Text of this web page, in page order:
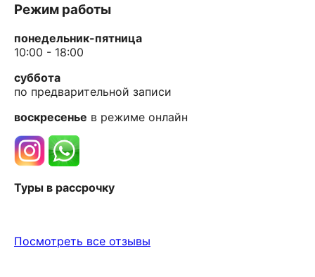
Режим работы
понедельник-пятница
10:00 - 18:00
суббота
по предварительной записи
воскресенье в режиме онлайн
Туры в рассрочку
Посмотреть все отзывы